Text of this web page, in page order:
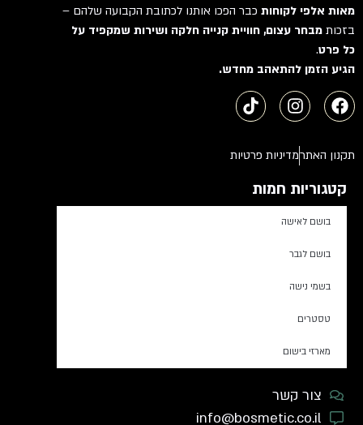
מאות אלפי לקוחותכבר הפכו אותנו לכתובת הקבועה שלהם –
בזכותמבחר עצום, חוויית קנייה חלקה ושירות שמקפיד על
כל פרט.
הגיע הזמן להתאהב מחדש.
תקנון האתרמדיניות פרטיות
קטגוריות חמות
בושם לאישה
בושם לגבר
בשמי נישה
טסטרים
מארזי בישום
צור קשר
info@bosmetic.co.il